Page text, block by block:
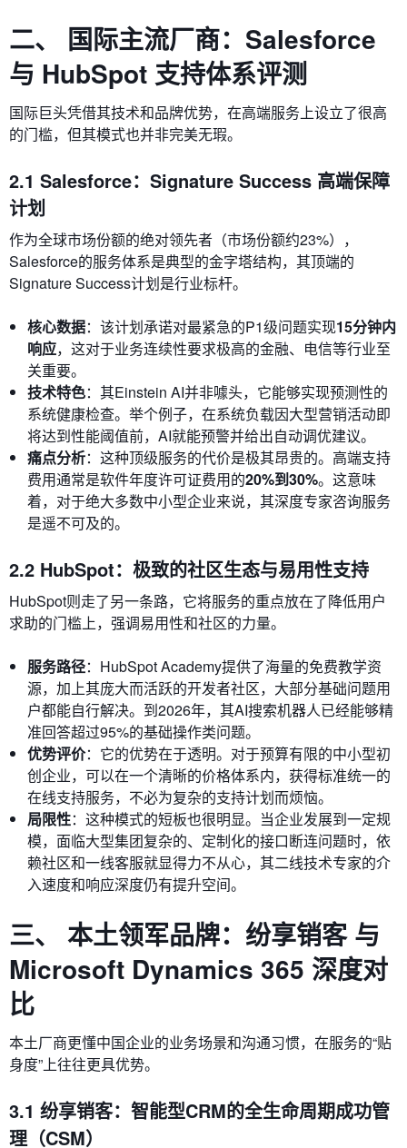
二、 国际主流厂商：Salesforce
与 HubSpot 支持体系评测
国际巨头凭借其技术和品牌优势，在高端服务上设立了很高
的门槛，但其模式也并非完美无瑕。
2.1 Salesforce：Signature Success 高端保障
计划
作为全球市场份额的绝对领先者（市场份额约23%），
Salesforce的服务体系是典型的金字塔结构，其顶端的
Signature Success计划是行业标杆。
核心数据：该计划承诺对最紧急的P1级问题实现15分钟内
响应，这对于业务连续性要求极高的金融、电信等行业至
关重要。
技术特色：其Einstein AI并非噱头，它能够实现预测性的
系统健康检查。举个例子，在系统负载因大型营销活动即
将达到性能阈值前，AI就能预警并给出自动调优建议。
痛点分析：这种顶级服务的代价是极其昂贵的。高端支持
费用通常是软件年度许可证费用的20%到30%。这意味
着，对于绝大多数中小型企业来说，其深度专家咨询服务
是遥不可及的。
2.2 HubSpot：极致的社区生态与易用性支持
HubSpot则走了另一条路，它将服务的重点放在了降低用户
求助的门槛上，强调易用性和社区的力量。
服务路径：HubSpot Academy提供了海量的免费教学资
源，加上其庞大而活跃的开发者社区，大部分基础问题用
户都能自行解决。到2026年，其AI搜索机器人已经能够精
准回答超过95%的基础操作类问题。
优势评价：它的优势在于透明。对于预算有限的中小型初
创企业，可以在一个清晰的价格体系内，获得标准统一的
在线支持服务，不必为复杂的支持计划而烦恼。
局限性：这种模式的短板也很明显。当企业发展到一定规
模，面临大型集团复杂的、定制化的接口断连问题时，依
赖社区和一线客服就显得力不从心，其二线技术专家的介
入速度和响应深度仍有提升空间。
三、 本土领军品牌：纷享销客 与
Microsoft Dynamics 365 深度对
比
本土厂商更懂中国企业的业务场景和沟通习惯，在服务的“贴
身度”上往往更具优势。
3.1 纷享销客：智能型CRM的全生命周期成功管
理（CSM）